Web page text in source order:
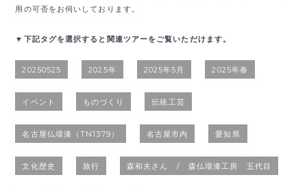
用の可否をお伺いしております。
▼下記タグを選択すると関連ツアーをご覧いただけます。
20250525 2025年 2025年5月 2025年春
イベント ものづくり 伝統工芸
名古屋仏壇漆（TN1379） 名古屋市内 愛知県
文化歴史 旅行 森和夫さん / 森仏壇漆工房 五代目